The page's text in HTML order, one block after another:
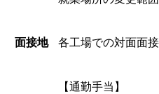
面接地 各工場での対面面
【通勤手当】